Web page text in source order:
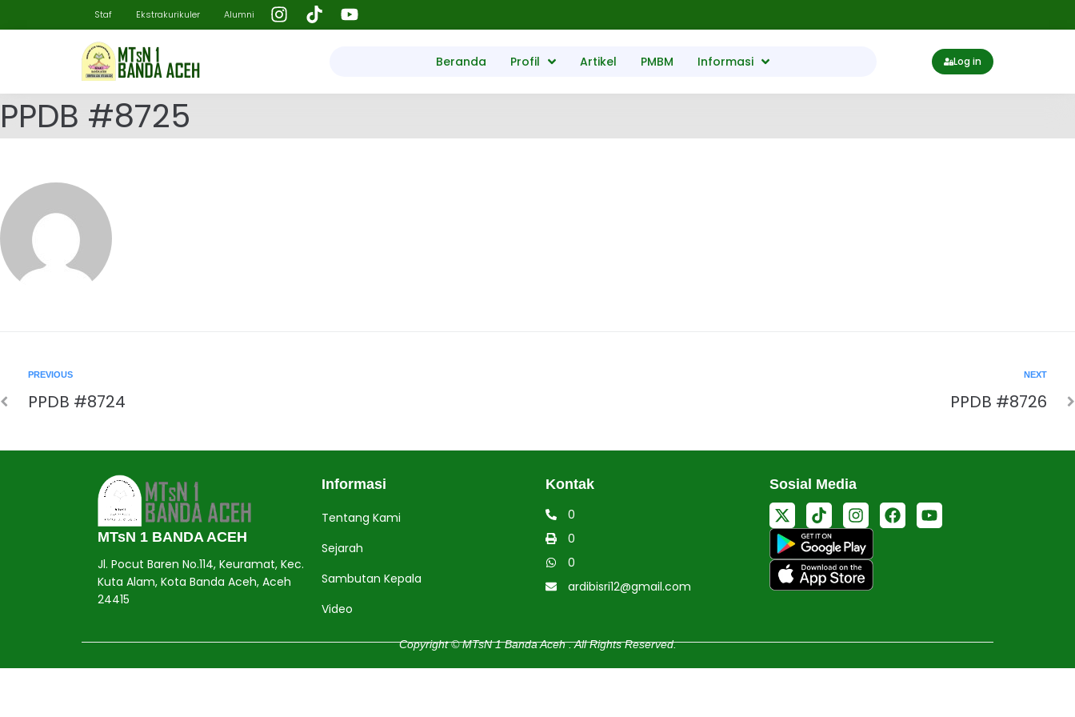
Staf Ekstrakurikuler Alumni
Beranda Profil Artikel PMBM Informasi Log in
PPDB #8725
PREVIOUS
PPDB #8724
NEXT
PPDB #8726
MTsN 1 BANDA ACEH
Jl. Pocut Baren No.114, Keuramat, Kec.
Kuta Alam, Kota Banda Aceh, Aceh
24415
Informasi
Tentang Kami
Sejarah
Sambutan Kepala
Video
Kontak
0
0
0
ardibisri12@gmail.com
Sosial Media
Copyright © MTsN 1 Banda Aceh . All Rights Reserved.